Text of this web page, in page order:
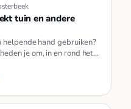
tuin en andere
helpende hand gebruiken?
je om, in en rond het